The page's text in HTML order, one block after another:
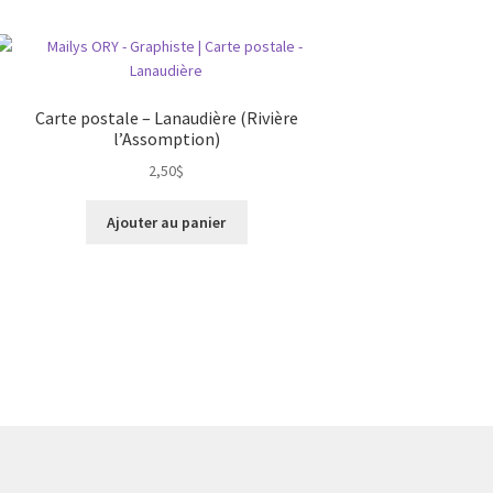
Carte postale – Lanaudière (Rivière
l’Assomption)
2,50$
Ajouter au panier